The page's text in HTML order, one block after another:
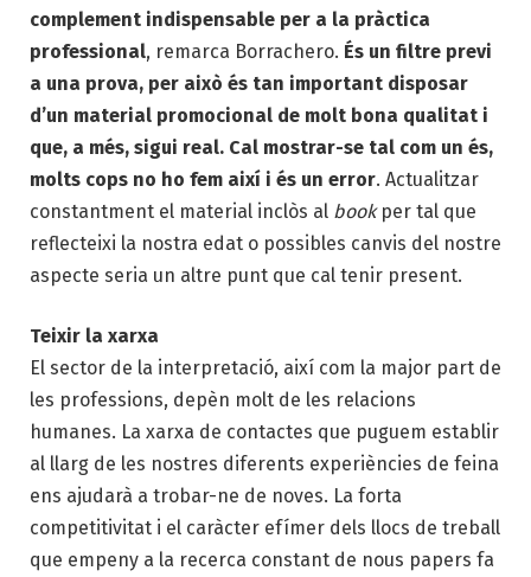
complement indispensable per a la pràctica
professional, remarca Borrachero. És un filtre previ
a una prova, per això és tan important disposar
d’un material promocional de molt bona qualitat i
que, a més, sigui real. Cal mostrar-se tal com un és,
molts cops no ho fem així i és un error. Actualitzar
constantment el material inclòs al bookper tal que
reflecteixi la nostra edat o possibles canvis del nostre
aspecte seria un altre punt que cal tenir present.
Teixir la xarxa
El sector de la interpretació, així com la major part de
les professions, depèn molt de les relacions
humanes. La xarxa de contactes que puguem establir
al llarg de les nostres diferents experiències de feina
ens ajudarà a trobar-ne de noves. La forta
competitivitat i el caràcter efímer dels llocs de treball
que empeny a la recerca constant de nous papers fa